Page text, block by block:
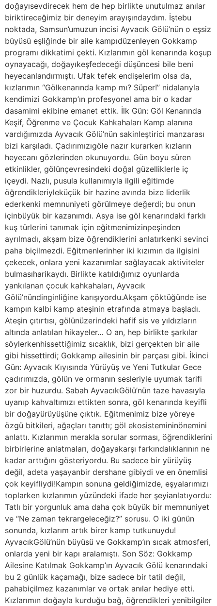
doğayısevdirecek hem de hep birlikte unutulmaz anılar
biriktireceğimiz bir deneyim arayışındaydım. İştebu
noktada, Samsun’umuzun incisi Ayvacık Gölü’nün o eşsiz
büyüsü eşliğinde bir aile kampıdüzenleyen Gokkamp
programı dikkatimi çekti. Kızlarımın göl kenarında koşup
oynayacağı, doğayıkeşfedeceği düşüncesi bile beni
heyecanlandırmıştı. Ufak tefek endişelerim olsa da,
kızlarımın “Gölkenarında kamp mı? Süper!” nidalarıyla
kendimizi Gokkamp’ın profesyonel ama bir o kadar
dasamimi ekibine emanet ettik. İlk Gün: Göl Kenarında
Keşif, Öğrenme ve Çocuk Kahkahaları Kamp alanına
vardığımızda Ayvacık Gölü’nün sakinleştirici manzarası
bizi karşıladı. Çadırımızıgöle nazır kurarken kızların
heyecanı gözlerinden okunuyordu. Gün boyu süren
etkinlikler, gölünçevresindeki doğal güzelliklerle iç
içeydi. Nazlı, pusula kullanımıyla ilgili eğitimde
öğrendikleriyleküçük bir hazine avında bize liderlik
ederkenki memnuniyeti görülmeye değerdi; bu onun
içinbüyük bir kazanımdı. Asya ise göl kenarındaki farklı
kuş türlerini tanımak için eğitmenimizinpeşinden
ayrılmadı, akşam bize öğrendiklerini anlatırkenki sevinci
paha biçilmezdi. Eğitmenlerinher iki kızımın da ilgisini
çekecek, onlara yeni kazanımlar sağlayacak aktiviteler
bulmasıharikaydı. Birlikte katıldığımız oyunlarda
yankılanan çocuk kahkahaları, Ayvacık
Gölü’nündinginliğine karışıyordu.Akşam çöktüğünde ise
kampın kalbi kamp ateşinin etrafında atmaya başladı.
Ateşin çıtırtısı, gölünüzerindeki hafif sis ve yıldızların
altında anlatılan hikayeler… O an, hep birlikte şarkılar
söylerkenhissettiğimiz sıcaklık, bizi gerçekten bir aile
gibi hissettirdi; Gokkamp ailesinin bir parçası gibi. İkinci
Gün: Ayvacık Kıyısında Yürüyüş ve Yeni Tutkular Gece
çadırımızda, gölün ve ormanın sesleriyle uyumak tarifi
zor bir huzurdu. Sabah AyvacıkGölü’nün taze havasıyla
uyanıp kahvaltımızı ettikten sonra, göl kenarında keyifli
bir doğayürüyüşüne çıktık. Eğitmenimiz bize yöreye
özgü bitkileri, ağaçları tanıttı; göl ekosistemininönemini
anlattı. Kızlarımın merakla sorular sorması, öğrendiklerini
birbirlerine anlatmaları, doğayakarşı farkındalıklarının ne
kadar arttığını gösteriyordu. Bu sadece bir yürüyüş
değil, adeta yaşayanbir dershane gibiydi ve en önemlisi
çok keyifliydi!Kampın sonuna geldiğimizde, eşyalarımızı
toplarken kızlarımın yüzündeki ifade her şeyianlatıyordu:
Tatlı bir yorgunluk ama daha çok büyük bir memnuniyet
ve “Ne zaman tekrargeleceğiz?” sorusu. O iki günün
sonunda, kızlarım artık birer kamp tutkunuydu!
AyvacıkGölü’nün büyüsü ve Gokkamp’ın sıcak atmosferi,
onlarda yeni bir kapı aralamıştı. Son Söz: Gokkamp
Ailesine Katılmak Gokkamp’ın Ayvacık Gölü kenarındaki
bu 2 günlük kaçamağı, bize sadece bir tatil değil,
pahabiçilmez kazanımlar ve ortak anılar hediye etti.
Kızlarımın doğayla kurduğu bağ, öğrendikleri yenibilgiler